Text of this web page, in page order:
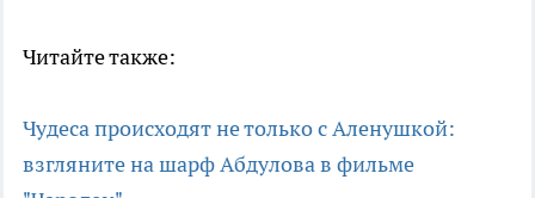
Читайте также:
Чудеса происходят не только с Аленушкой:
взгляните на шарф Абдулова в фильме